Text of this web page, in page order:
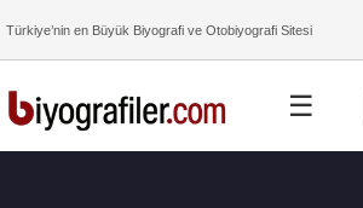
Türkiye’nin en Büyük Biyografi ve Otobiyografi Sitesi
☰